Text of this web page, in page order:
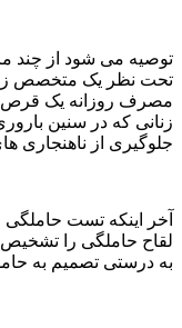
توصیه می شود از چند ماه
تحت نظر یک متخصص
مصرف روزانه یک قرص
زنانی که در سنین
جلوگیری از ناهنجاری
آخر اینکه تست حاملگی
لقاح حاملگی را
به درستی تصمیم به